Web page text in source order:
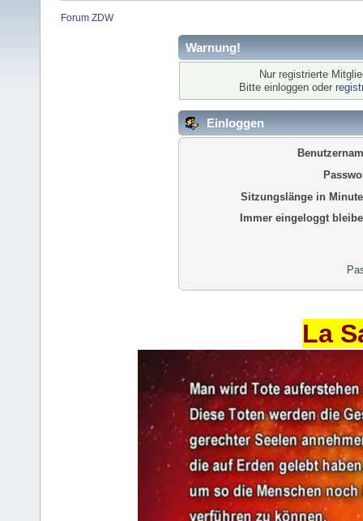
Forum ZDW
Warnung!
Nur registrierte
Bitte einloggen oder
Einloggen
Sitzungslänge in
Immer eingeloggt
La